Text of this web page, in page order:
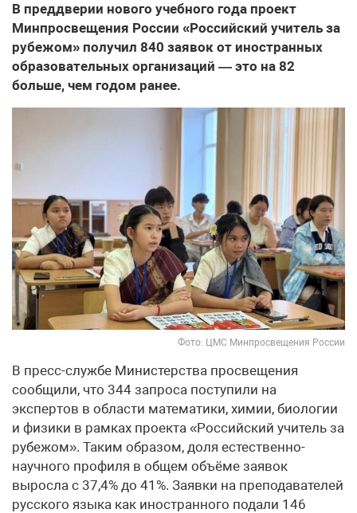
В преддверии нового учебного года проект
Минпросвещения России «Российский учитель за
рубежом» получил 840 заявок от иностранных
образовательных организаций — это на 82
больше, чем годом ранее.
Фото: ЦМС Минпросвещения России
В пресс-службе Министерства просвещения
сообщили, что 344 запроса поступили на
экспертов в области математики, химии, биологии
и физики в рамках проекта «Российский учитель за
рубежом». Таким образом, доля естественно-
научного профиля в общем объёме заявок
выросла с 37,4% до 41%. Заявки на преподавателей
русского языка как иностранного подали 146